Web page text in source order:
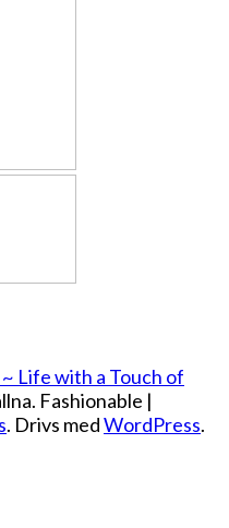
Life with a Touch of
Fashionable |
. Drivs medWordPress.